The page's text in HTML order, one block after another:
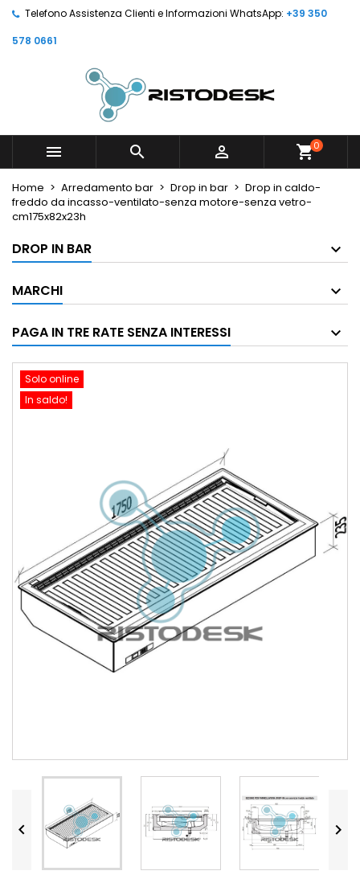
Telefono Assistenza Clienti e Informazioni WhatsApp: +39 350
578 0661
   shopping_cart0
Home Arredamento bar Drop in bar
Drop in caldo-
freddo da incasso-ventilato-senza motore-senza vetro-
cm175x82x23h
DROP IN BAR
MARCHI
PAGA IN TRE RATE SENZA INTERESSI
Solo online
In saldo!
 